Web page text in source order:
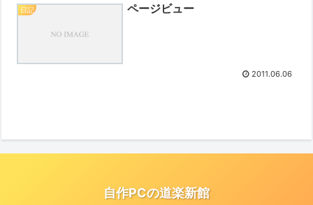
日記 ページビュー
2011.06.06
自作PCの道楽新館